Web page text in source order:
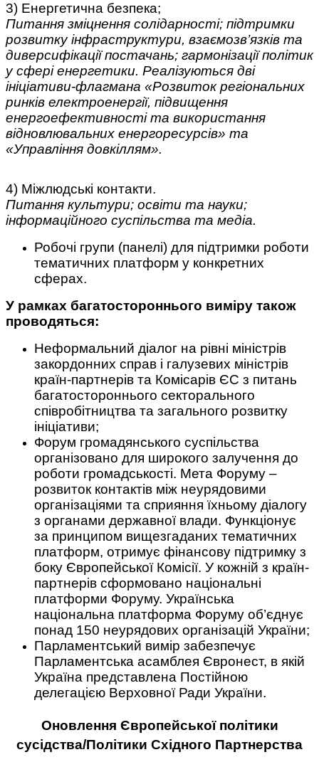
3) Енергетична безпека;
Питання зміцнення солідарності; підтримки
розвитку інфраструктури, взаємозв’язків та
диверсифікації постачань; гармонізації політик
у сфері енергетики. Реалізуються дві
ініціативи-флагмана «Розвиток регіональних
ринків електроенергії, підвищення
енергоефективності та використання
відновлювальних енергоресурсів» та
«Управління довкіллям».
4) Міжлюдські контакти.
Питання культури; освіти та науки;
інформаційного суспільства та медіа.
Робочі групи (панелі) для підтримки роботи
тематичних платформ у конкретних
сферах.
У рамках багатостороннього виміру також
проводяться:
Неформальний діалог на рівні міністрів
закордонних справ і галузевих міністрів
країн-партнерів та Комісарів ЄС з питань
багатостороннього секторального
співробітництва та загального розвитку
ініціативи;
Форум громадянського суспільства
організовано для широкого залучення до
роботи громадськості. Мета Форуму –
розвиток контактів між неурядовими
організаціями та сприяння їхньому діалогу
з органами державної влади. Функціонує
за принципом вищезгаданих тематичних
платформ, отримує фінансову підтримку з
боку Європейської Комісії. У кожній з країн-
партнерів сформовано національні
платформи Форуму. Українська
національна платформа Форуму об’єднує
понад 150 неурядових організацій України;
Парламентський вимір забезпечує
Парламентська асамблея Євронест, в якій
Україна представлена Постійною
делегацією Верховної Ради України.
Оновлення Європейської політики
сусідства/Політики Східного Партнерства